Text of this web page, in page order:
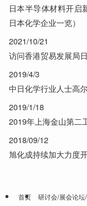
日本半导体材料开启
日本化学企业一览）
2021/10/21
访问香港贸易发展局
2019/4/3
中日化学行业人士高
2019/1/18
2019年上海金山第二
2018/09/12
旭化成持续加大力度
首页 研讨会/展会论坛